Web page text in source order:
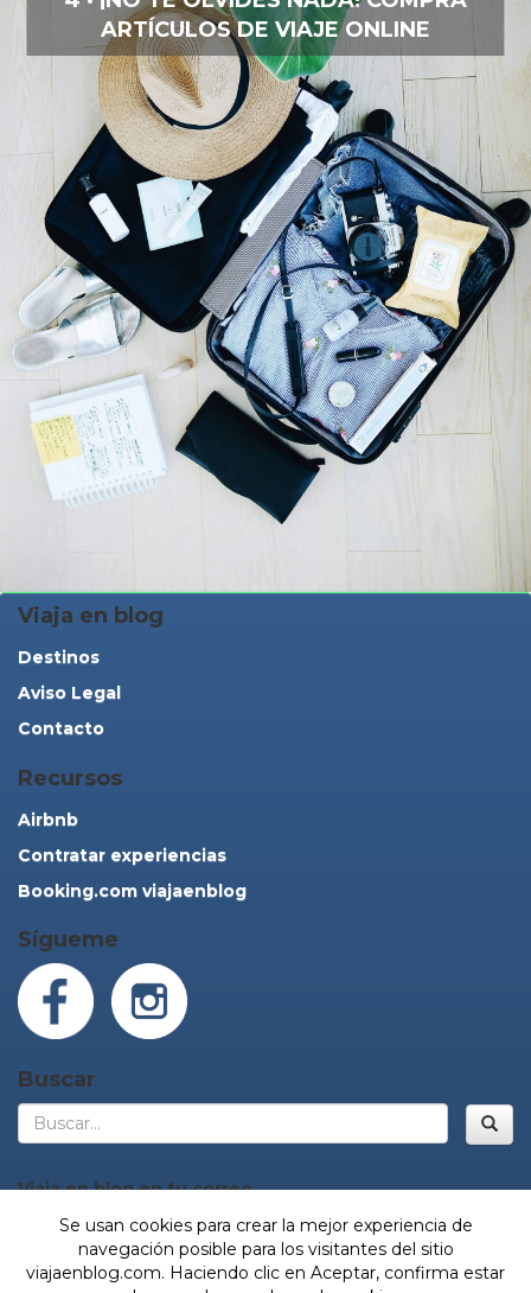
ARTÍCULOS DE VIAJE ONLINE
Viaja en blog
Destinos
Aviso Legal
Contacto
Recursos
Airbnb
Contratar experiencias
Booking.com viajaenblog
Sígueme
Buscar
Viaja en blog en tu correo
¡Sí, vamos!
Se usan cookies para crear la mejor experiencia de
navegación posible para los visitantes del sitio
viajaenblog.com. Haciendo clic en Aceptar, confirma estar